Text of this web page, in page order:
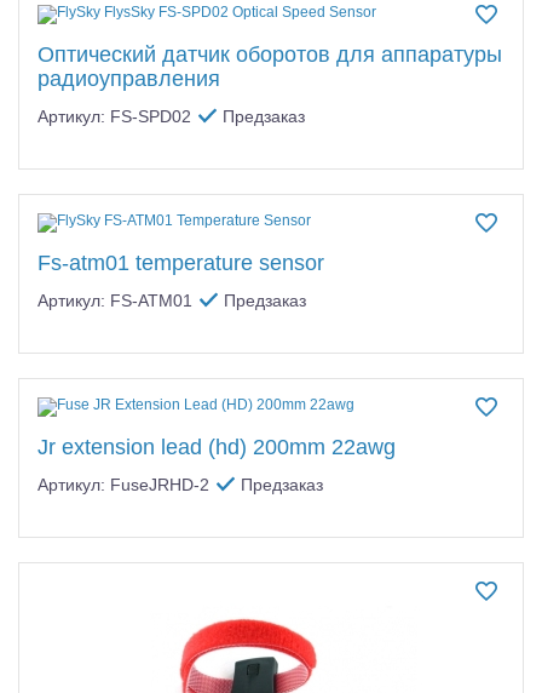
Оптический датчик оборотов для аппаратуры
радиоуправления
Артикул: FS-SPD02 Предзаказ
Fs-atm01 temperature sensor
Артикул: FS-ATM01 Предзаказ
Jr extension lead (hd) 200mm 22awg
Артикул: FuseJRHD-2 Предзаказ